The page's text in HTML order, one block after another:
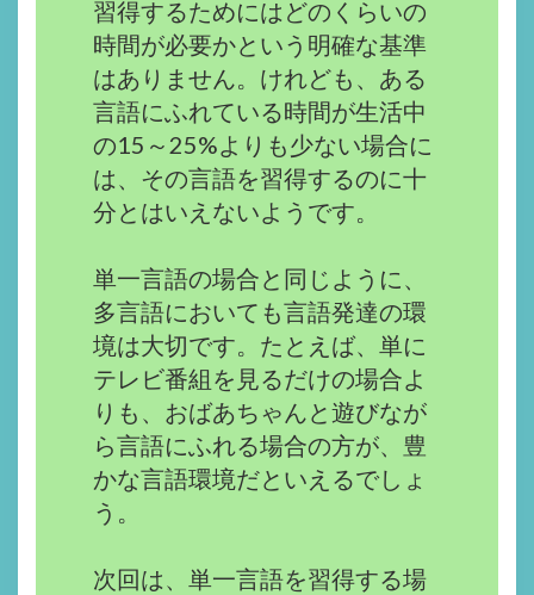
習得するためにはどのくらいの
時間が必要かという明確な基準
はありません。けれども、ある
言語にふれている時間が生活中
の15～25%よりも少ない場合に
は、その言語を習得するのに十
分とはいえないようです。
単一言語の場合と同じように、
多言語においても言語発達の環
境は大切です。たとえば、単に
テレビ番組を見るだけの場合よ
りも、おばあちゃんと遊びなが
ら言語にふれる場合の方が、豊
かな言語環境だといえるでしょ
う。
次回は、単一言語を習得する場